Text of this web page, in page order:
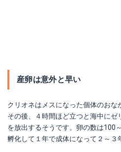
産卵は意外と早い
クリオネはメスになった個体のおな
その後、４時間ほど立つと海中に
を放出するそうです。卵の数は100
孵化して１年で成体になって２～３